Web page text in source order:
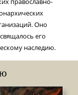
Оно
его
наследию.